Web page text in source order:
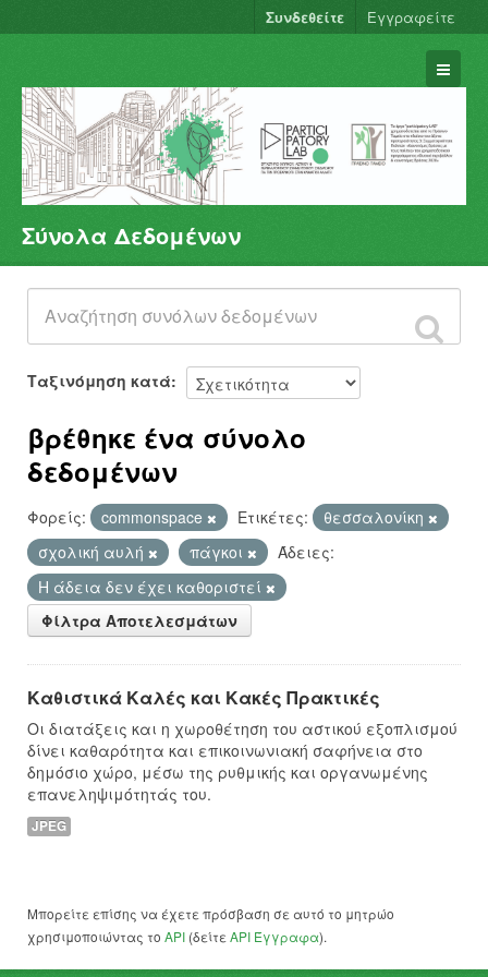
Συνδεθείτε Εγγραφείτε
Σύνολα Δεδομένων
Φορείς
Ομάδες
Σχετικά
Σύνολα Δεδομένων
Ταξινόμηση κατά
βρέθηκε ένα σύνολο
δεδομένων
Φορείς: commonspace Ετικέτες:
θεσσαλονίκη
σχολική αυλή
πάγκοι
Άδειες:
Η άδεια δεν έχει καθοριστεί
Φίλτρα Αποτελεσμάτων
Καθιστικά Καλές και Κακές Πρακτικές
Οι διατάξεις και η χωροθέτηση του αστικού εξοπλισμού
δίνει καθαρότητα και επικοινωνιακή σαφήνεια στο
δημόσιο χώρο, μέσω της ρυθμικής και οργανωμένης
επανεληψιμότητάς του.
JPEG
Μπορείτε επίσης να έχετε πρόσβαση σε αυτό το μητρώο
χρησιμοποιώντας το API (δείτε API Έγγραφα).